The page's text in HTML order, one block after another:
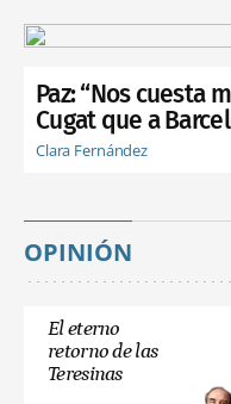
Paz: “Nos cuesta
Cugat que a
Clara Fernández
OPINIÓN
El eterno
retorno de las
Teresinas